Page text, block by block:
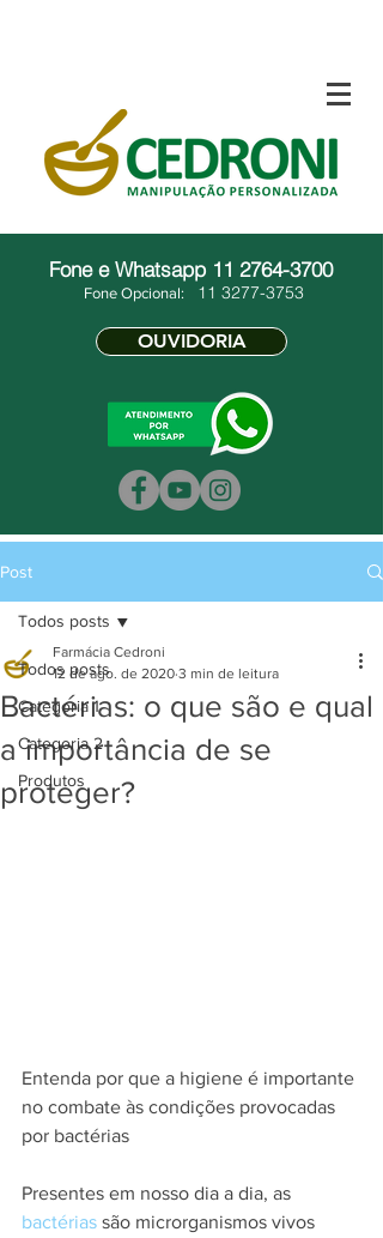
Fone e Whatsapp 11 2764-3700
Fone Opcional: 11 3277-3753
OUVIDORIA
Post
Todos posts
Categoria 1
Categoria 2
Produtos
Todos posts
Bactérias: o que são e qual
a importância de se
proteger?
Farmácia Cedroni
12 de ago. de 2020 3 min de leitura
Entenda por que a higiene é importante
no combate às condições provocadas
por bactérias
Presentes em nosso dia a dia, as
bactérias são microrganismos vivos